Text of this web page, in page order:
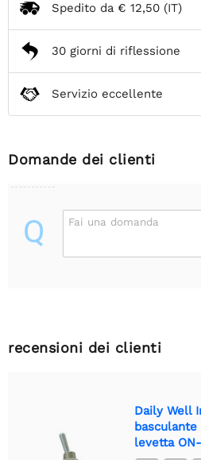
Spedito da € 12,50 (IT)
30 giorni di riflessione
Servizio eccellente
Domande dei clienti
Q Fai una domanda
recensioni dei clienti
Daily Well
basculante
levetta